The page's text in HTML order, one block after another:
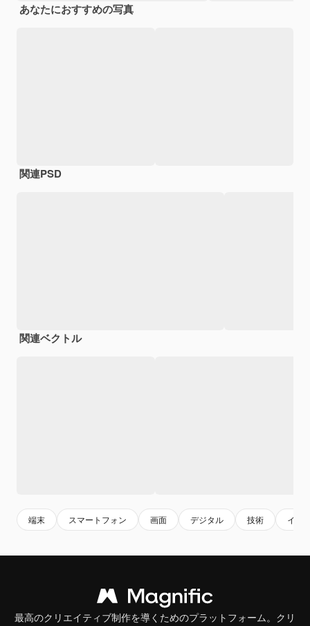
あなたにおすすめの写真
関連PSD
関連ベクトル
端末 スマートフォン 画面 デジタル 技術 イン
最高のクリエイティブ制作を導くためのプラットフォーム。クリ